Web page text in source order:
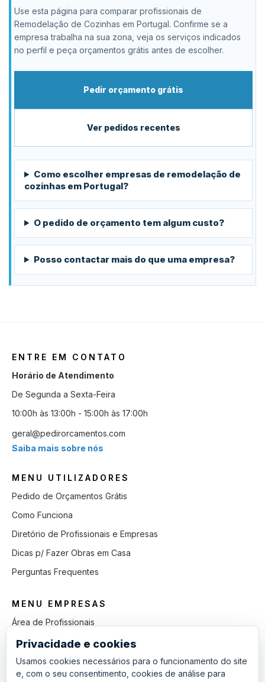
Use esta página para comparar profissionais de
Remodelação de Cozinhas em Portugal. Confirme se a
empresa trabalha na sua zona, veja os serviços indicados
no perfil e peça orçamentos grátis antes de escolher.
Pedir orçamento grátis
Ver pedidos recentes
Como escolher empresas de remodelação de
cozinhas em Portugal?
O pedido de orçamento tem algum custo?
Posso contactar mais do que uma empresa?
ENTRE EM CONTATO
Horário de Atendimento
De Segunda a Sexta-Feira
10:00h às 13:00h - 15:00h às 17:00h
geral@pedirorcamentos.com
Saiba mais sobre nós
MENU UTILIZADORES
Pedido de Orçamentos Grátis
Como Funciona
Diretório de Profissionais e Empresas
Dicas p/ Fazer Obras em Casa
Perguntas Frequentes
MENU EMPRESAS
Área de Profissionais
Como Funciona
Lista de Pedidos em Aberto
Como Ganhar mais Obras
Privacidade e cookies
Usamos cookies necessários para o funcionamento do site
e, com o seu consentimento, cookies de análise para